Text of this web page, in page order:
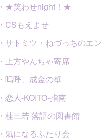
・★笑わせnight！★
・CSもえよせ
・サトミツ・ねづっちのエ
・上方やんちゃ寄席
・嗚呼、成金の壁
・恋人-KOITO-指南
・桂三若 落語の図書館
・氣になるふたり会